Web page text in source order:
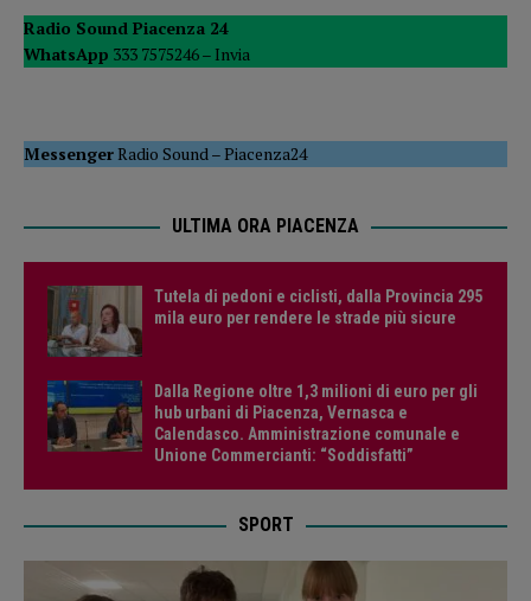
Radio Sound Piacenza 24
WhatsApp 333 7575246 – Invia
MessengerRadio Sound –Piacenza24
ULTIMA ORA PIACENZA
Tutela di pedoni e ciclisti, dalla Provincia 295
mila euro per rendere le strade più sicure
Dalla Regione oltre 1,3 milioni di euro per gli
hub urbani di Piacenza, Vernasca e
Calendasco. Amministrazione comunale e
Unione Commercianti: “Soddisfatti”
SPORT